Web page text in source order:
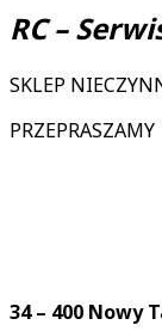
RC –
SKLEP
PRZEPRASZAMY
34 – 400 Nowy